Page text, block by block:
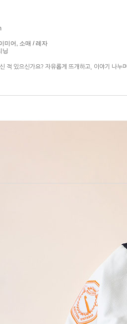
미어, 소매 / 레자
닝
적 있으신가요? 자유롭게 뜨개하고, 이야기 나